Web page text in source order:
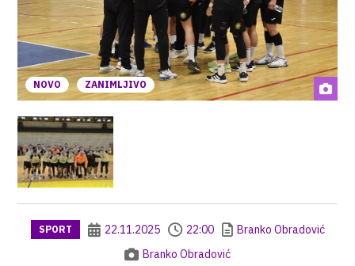
NOVO ZANIMLJIVO
SPORT 22.11.2025 22:00
Branko Obradović
Branko Obradović